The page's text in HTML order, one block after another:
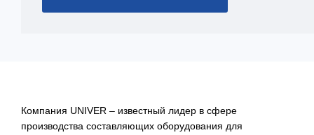
Компания UNIVER – известный лидер в сфере
производства составляющих оборудования для